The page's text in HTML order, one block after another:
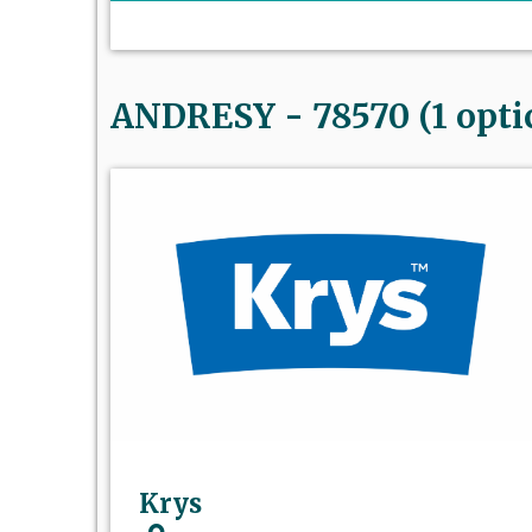
ANDRESY - 78570 (1
Krys